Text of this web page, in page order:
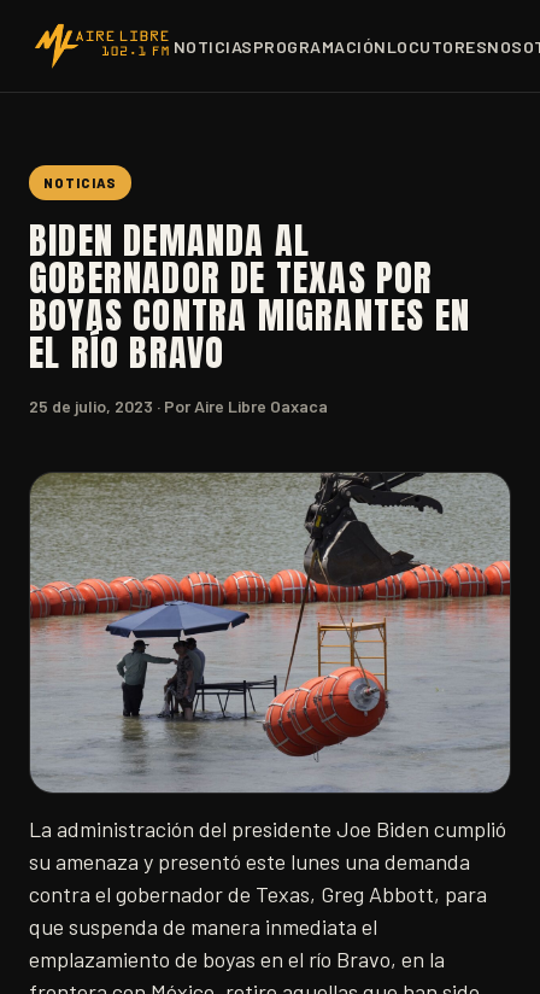
NOTICIASPROGRAMACIÓNLOCUTORES
NOTICIAS
BIDEN DEMANDA AL
GOBERNADOR DE TEXAS POR
BOYAS CONTRA MIGRANTES EN
EL RÍO BRAVO
25 de julio, 2023 · Por Aire Libre Oaxaca
La administración del presidente Joe Biden cumplió
su amenaza y presentó este lunes una demanda
contra el gobernador de Texas, Greg Abbott, para
que suspenda de manera inmediata el
emplazamiento de boyas en el río Bravo, en la